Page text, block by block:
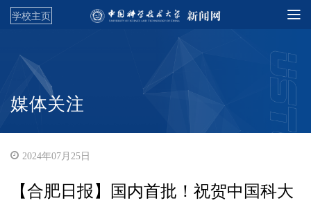
学校主页
媒体关注
2024年07月25日
【合肥日报】国内首批！祝贺中国科大